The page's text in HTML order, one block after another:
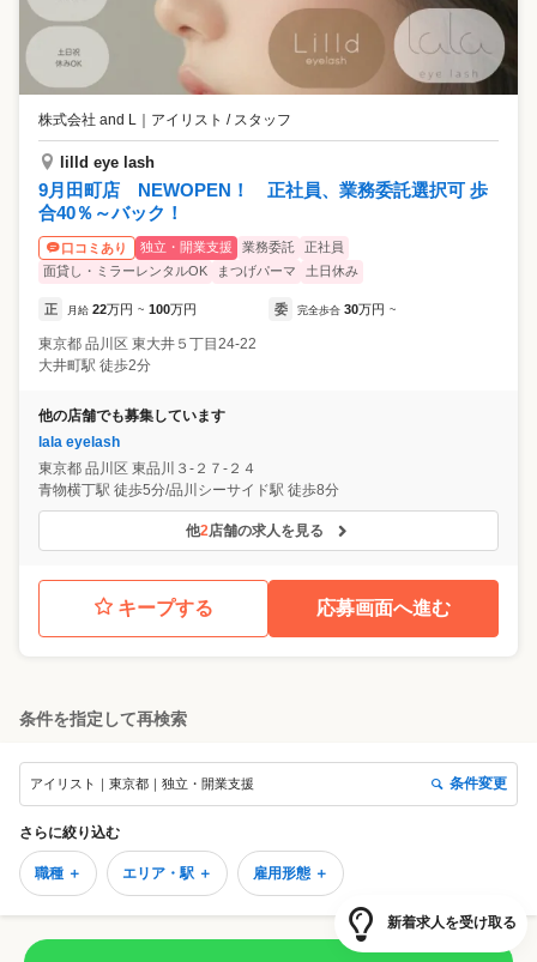
株式会社 and L ｜ アイリスト / スタッフ
lilld eye lash
9月田町店 NEWOPEN！ 正社員、業務委託選択可 歩
合40％～バック！
口コミあり 独立・開業支援 業務委託
正社員
面貸し・ミラーレンタルOK
まつげパーマ 土日休み
正 月給 22万円 ~ 100万円 委 完全歩合 30万円 ~
東京都 品川区 東大井５丁目24-22
大井町駅 徒歩2分
他の店舗でも募集しています
lala eyelash
東京都 品川区 東品川３-２７-２４
青物横丁駅 徒歩5分/品川シーサイド駅 徒歩8分
他2店舗の求人を見る
キープする 応募画面へ進む
条件を指定して再検索
アイリスト｜東京都｜独立・開業支援 条件変更
さらに絞り込む
職種 ＋ エリア・駅 ＋ 雇用形態 ＋
新着求人を受け取る